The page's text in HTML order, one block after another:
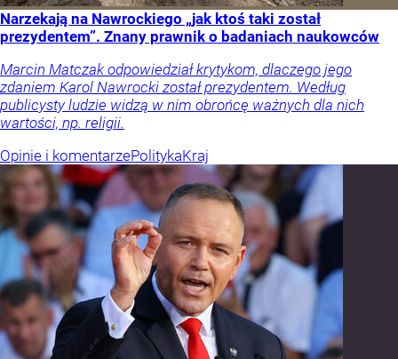
Narzekają na Nawrockiego „jak ktoś taki został
prezydentem”. Znany prawnik o badaniach naukowców
Marcin Matczak odpowiedział krytykom, dlaczego jego
zdaniem Karol Nawrocki został prezydentem. Według
publicysty ludzie widzą w nim obrońcę ważnych dla nich
wartości, np. religii.
Opinie i komentarzePolitykaKraj